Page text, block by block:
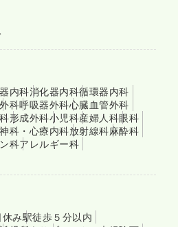
内科消化器内科循環器内科
外科呼吸器外科心臓血管外科
形成外科小児科産婦人科眼科
科・心療内科放射線科麻酔科
科アレルギー科
休み駅徒歩５分以内